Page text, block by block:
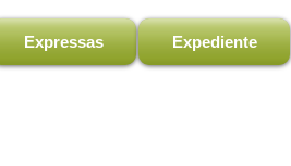
Expressas Expediente